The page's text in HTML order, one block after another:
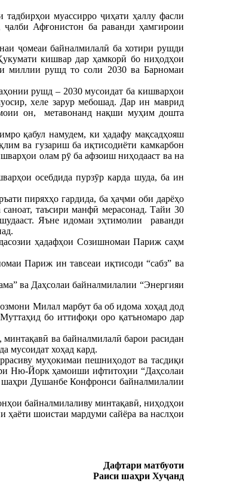
муассирро ҷиҳати ҳаллу фасли
Афғонистон ба раванди ҳамгироии
ҷомеаи байналмилалӣ ба хотири рушди
кишвар дар ҳамкорӣ бо ниҳодҳои
миллии рушд то соли 2030 ва Барномаи
рушд – 2030 мусоидат ба кишварҳои
хеле зарур мебошад. Дар ин маврид
он, метавонанд нақши муҳим дошта
қабул намудем, ки ҳадафу мақсадҳояш
ва гузариш ба иқтисодиёти камкарбон
олам рӯ ба афзоиш ниҳодааст ва на
осебдида пурзӯр карда шуда, ба ин
пиряхҳо гардида, ба ҳаҷми оби дарёҳо
таъсири манфӣ мерасонад. Тайи 30
Яъне идомаи эҳтимолии раванди
ҳадафҳои Созишномаи Париж саҳм
Париж ин тавсеаи иқтисоди “сабз” ва
ва Даҳсолаи байналмилалии “Энергияи
Милал марбут ба об идома хоҳад дод
бо иттифоқи оро қатъномаро дар
ва байналмилалӣ барои расидан
мусоидат хоҳад кард.
муҳокимаи пешниҳодот ва тасдиқи
Ню-Йорк ҳамоиши ифтитоҳии “Даҳсолаи
Душанбе Конфронси байналмилалии
байналмилаливу минтақавӣ, ниҳодҳои
шоистаи мардуми сайёра ва наслҳои
Дафтари матбуоти
Раиси шаҳри Хуҷанд